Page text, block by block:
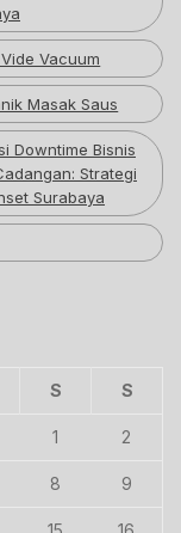
Vacuum
Masak Saus
Downtime Bisnis
Strategi
Surabaya
S S
1 2
8 9